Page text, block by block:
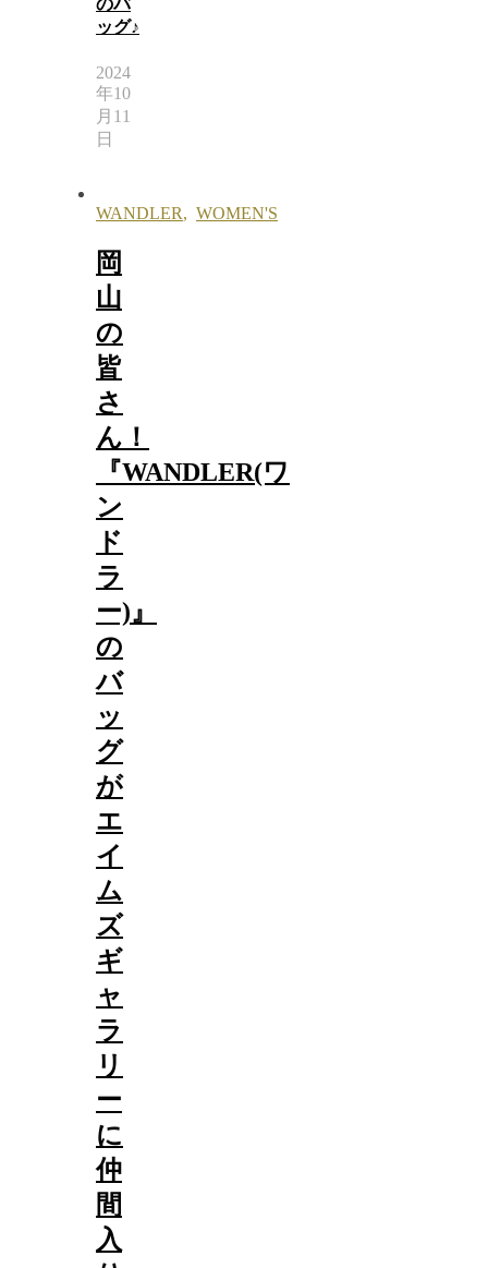
のバ
ッグ♪
2024
年10
月11
日
WANDLER, WOMEN'S
岡
山
の
皆
さ
ん！
『WANDLER(ワ
ン
ド
ラ
ー)』
の
バ
ッ
グ
が
エ
イ
ム
ズ
ギ
ャ
ラ
リ
ー
に
仲
間
入